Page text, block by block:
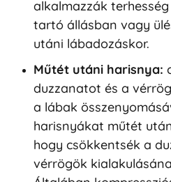
alkalmazzák
tartó állásban vagy
utáni lábadozáskor.
Műtét utáni harisnya:
duzzanatot és a
a lábak
harisnyákat műtét
hogy csökkentsék a
vérrögök